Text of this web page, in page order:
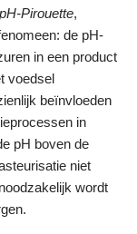
Pirouette,
de pH-
in een product
voedsel
beïnvloeden
in
pH boven de
niet
wordt